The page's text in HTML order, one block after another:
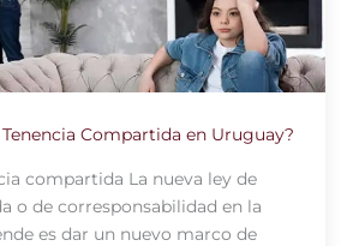
Compartida en Uruguay?
compartida La nueva ley de
o de corresponsabilidad en la
es dar un nuevo marco de